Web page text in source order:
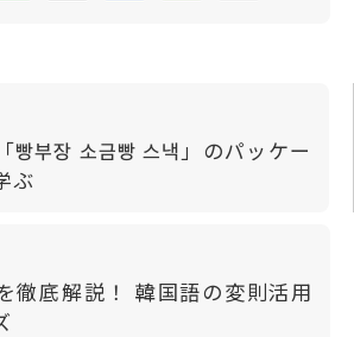
빵부장 소금빵 스낵」のパッケー
ぶ
徹底解説！ 韓国語の変則活用